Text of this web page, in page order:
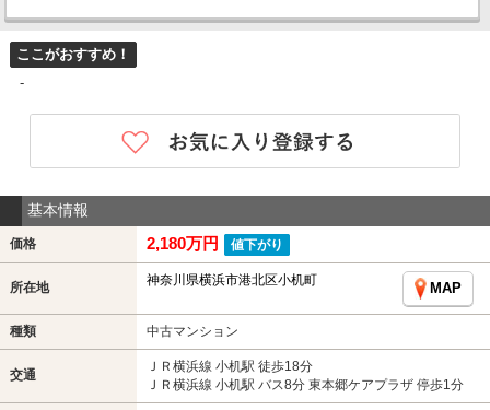
ここがおすすめ！
-
基本情報
価格 2,180万円 値下がり
所在地 神奈川県横浜市港北区小机町
MAP
種類 中古マンション
交通
ＪＲ横浜線 小机駅 徒歩18分
ＪＲ横浜線 小机駅 バス8分 東本郷ケアプラザ 停歩1分